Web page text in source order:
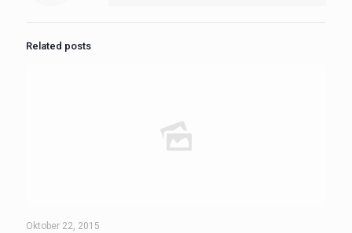
Related posts
Oktober 22, 2015